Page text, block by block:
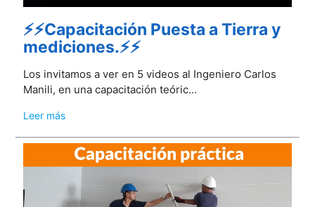
⚡⚡Capacitación Puesta a Tierra y
mediciones.⚡⚡
Los invitamos a ver en 5 videos al Ingeniero Carlos
Manili, en una capacitación teóric...
Leer más